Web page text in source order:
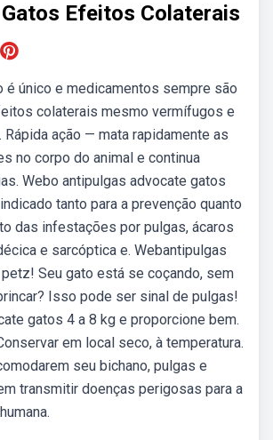
Efeitos Colaterais
é único e medicamentos sempre são
colaterais mesmo vermífugos e
ação — mata rapidamente as
no corpo do animal e continua
Webo antipulgas advocate gatos
tanto para a prevenção quanto
das infestações por pulgas, ácaros
e sarcóptica e. Webantipulgas
Seu gato está se coçando, sem
Isso pode ser sinal de pulgas!
gatos 4 a 8 kg e proporcione bem.
em local seco, à temperatura.
seu bichano, pulgas e
transmitir doenças perigosas para a